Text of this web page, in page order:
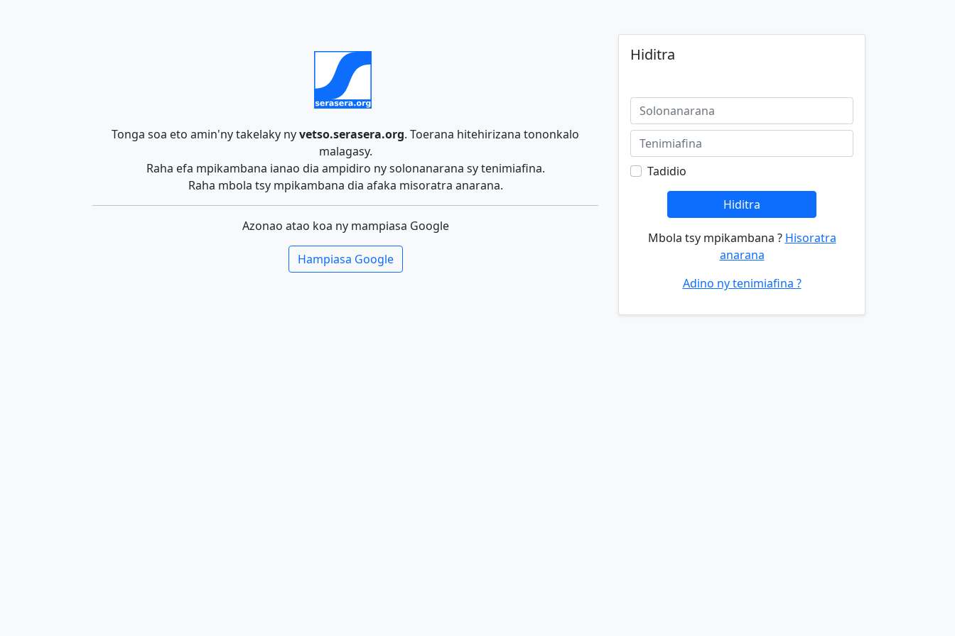
Tonga soa eto amin'ny takelaky nyvetso.serasera.org. Toerana hitehirizana tononkalo
malagasy.
Raha efa mpikambana ianao dia ampidiro ny solonanarana sy tenimiafina.
Raha mbola tsy mpikambana dia afaka misoratra anarana.
Azonao atao koa ny mampiasa Google
Hampiasa Google
Hiditra
Tadidio
Hiditra
Mbola tsy mpikambana ? Hisoratra
anarana
Adino ny tenimiafina ?